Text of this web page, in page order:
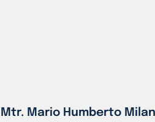
Mtr. Mario Humberto